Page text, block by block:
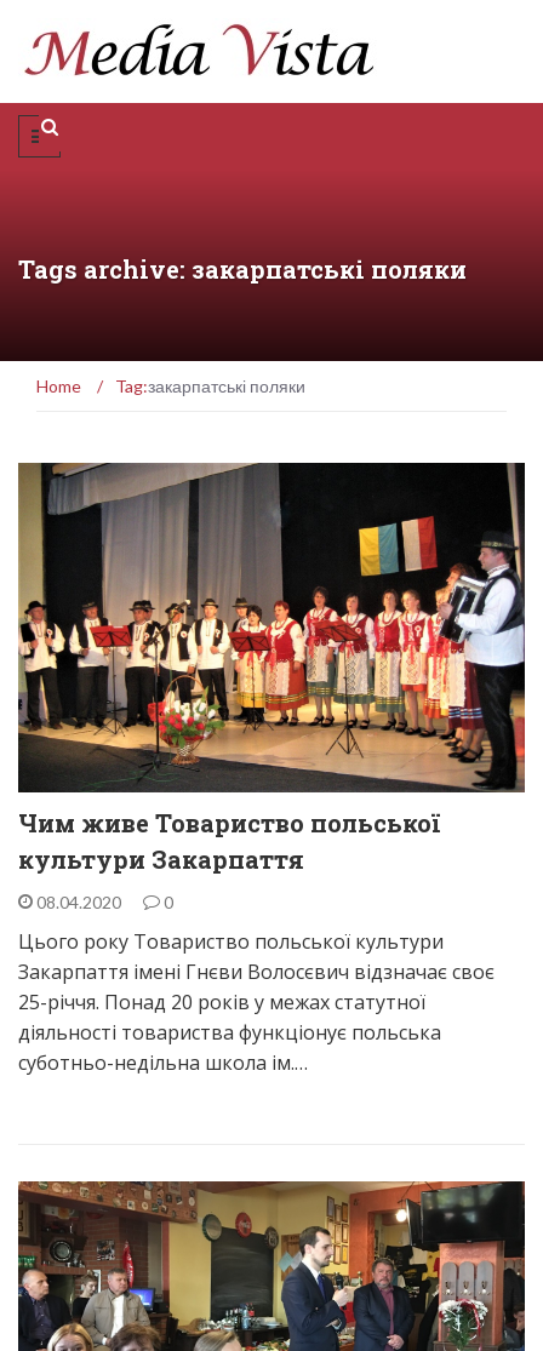
Tags archive: закарпатські поляки
Home / Tag:закарпатські поляки
Чим живе Товариство польської
культури Закарпаття
08.04.2020 0
Цього року Товариство польської культури
Закарпаття імені Гнєви Волосєвич відзначає своє
25-річчя. Понад 20 років у межах статутної
діяльності товариства функціонує польська
суботньо-недільна школа ім.…